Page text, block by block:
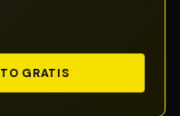
GRATIS